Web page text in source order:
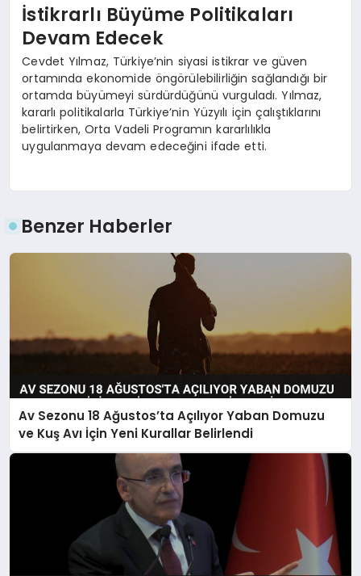
İstikrarlı Büyüme Politikaları
Devam Edecek
Cevdet Yılmaz, Türkiye’nin siyasi istikrar ve güven
ortamında ekonomide öngörülebilirliğin sağlandığı bir
ortamda büyümeyi sürdürdüğünü vurguladı. Yılmaz,
kararlı politikalarla Türkiye’nin Yüzyılı için çalıştıklarını
belirtirken, Orta Vadeli Programın kararlılıkla
uygulanmaya devam edeceğini ifade etti.
Benzer Haberler
Av Sezonu 18 Ağustos’ta Açılıyor Yaban Domuzu
ve Kuş Avı İçin Yeni Kurallar Belirlendi